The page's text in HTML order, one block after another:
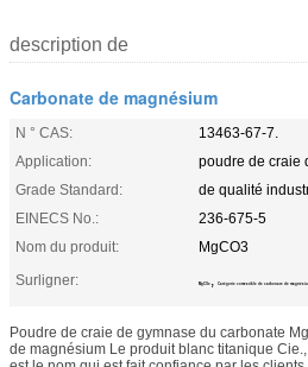
description de
Carbonate de magnésium
N ° CAS:
13463-67-7.
Application:
poudre de craie
Grade Standard:
de qualité
EINECS No.:
236-675-5
Nom du produit:
MgCO3
Surligner:
MgCO3 , Catégorie comestible de carbonate de
Poudre de craie de gymnase du carbonate
de magnésium Le produit blanc titanique